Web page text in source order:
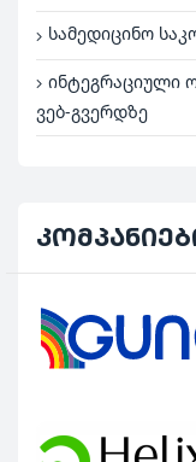
სამედიცინო
ინტეგრაციული
ვებ-გვერდზე